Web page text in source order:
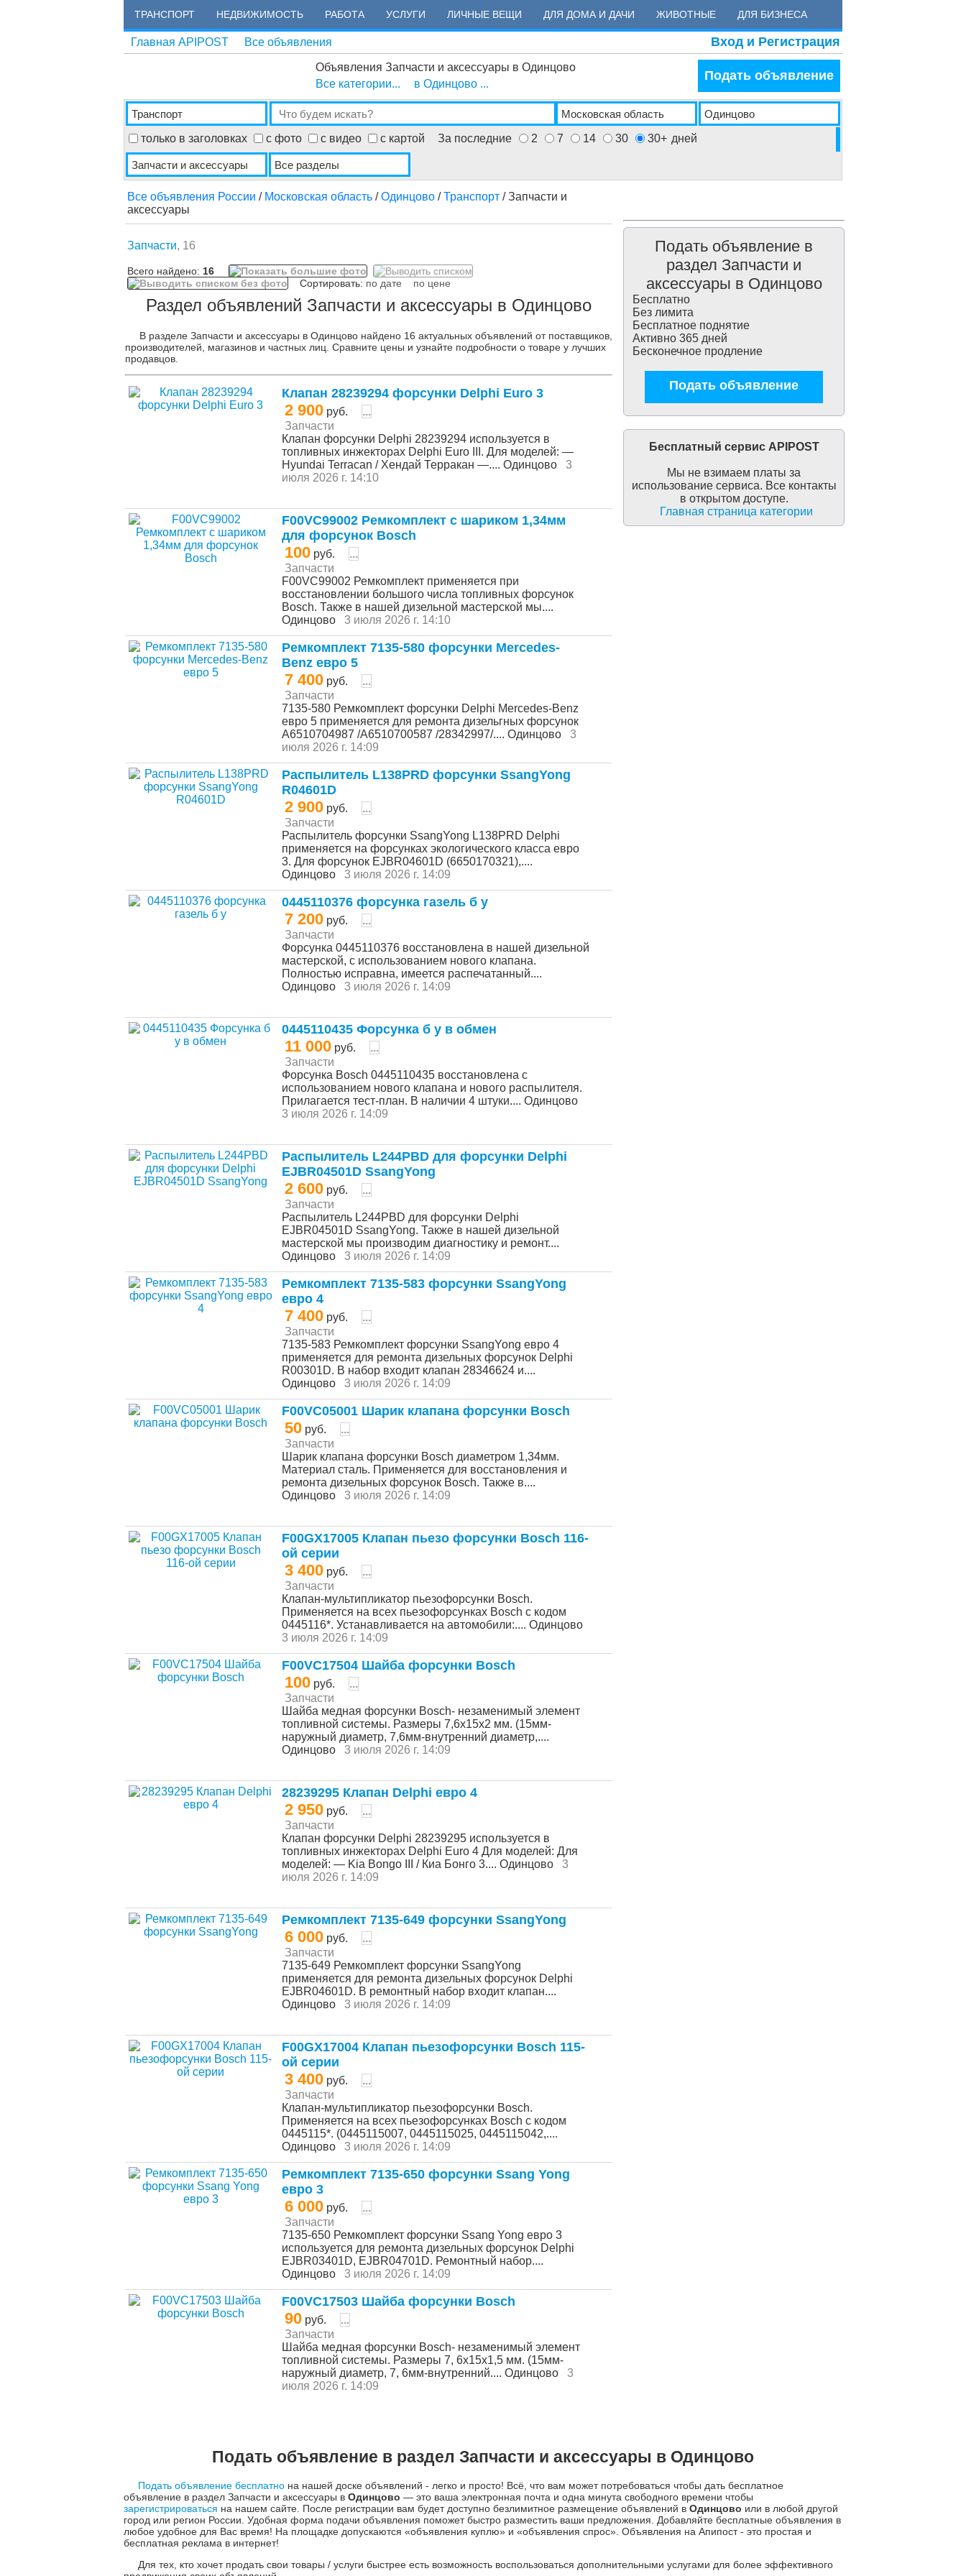
ТРАНСПОРТ НЕДВИЖИМОСТЬ РАБОТА УСЛУГИ ЛИЧНЫЕ ВЕЩИ ДЛЯ ДОМА И ДАЧИ ЖИВОТНЫЕ ДЛЯ БИЗНЕСА
Главная APIPOST Все объявления Вход и Регистрация
Объявления Запчасти и аксессуары в Одинцово
Все категории...
в Одинцово ...
Подать объявление
только в заголовках с фото с видео с картой За последние 2 7 14 30 30+ дней
Все объявления России / Московская область /Одинцово /Транспорт / Запчасти и
аксессуары
Запчасти, 16
Всего найдено: 16
Сортировать: по дате по цене
Раздел объявлений Запчасти и аксессуары в Одинцово
В разделе Запчасти и аксессуары в Одинцово найдено 16 актуальных объявлений от поставщиков,
производителей, магазинов и частных лиц. Сравните цены и узнайте подробности о товаре у лучших
продавцов.
Клапан 28239294 форсунки Delphi Euro 3
2 900 руб.
...
Запчасти
Клапан форсунки Delphi 28239294 используется в
топливных инжекторах Delphi Euro III. Для моделей: —
Hyundai Terracan / Хендай Терракан —.... Одинцово
3
июля 2026 г. 14:10
F00VC99002 Ремкомплект с шариком 1,34мм
для форсунок Bosch
100 руб.
...
Запчасти
F00VC99002 Ремкомплект применяется при
восстановлении большого числа топливных форсунок
Bosch. Также в нашей дизельной мастерской мы....
Одинцово
3 июля 2026 г. 14:10
Ремкомплект 7135-580 форсунки Mercedes-
Benz евро 5
7 400 руб.
...
Запчасти
7135-580 Ремкомплект форсунки Delphi Mercedes-Benz
евро 5 применяется для ремонта дизельгных форсунок
А6510704987 /А6510700587 /28342997/.... Одинцово
3
июля 2026 г. 14:09
Распылитель L138PRD форсунки SsangYong
R04601D
2 900 руб.
...
Запчасти
Распылитель форсунки SsangYong L138PRD Delphi
применяется на форсунках экологического класса евро
3. Для форсунок EJBR04601D (6650170321),....
Одинцово
3 июля 2026 г. 14:09
0445110376 форсунка газель б у
7 200 руб.
...
Запчасти
Форсунка 0445110376 восстановлена в нашей дизельной
мастерской, с использованием нового клапана.
Полностью исправна, имеется распечатанный....
Одинцово
3 июля 2026 г. 14:09
0445110435 Форсунка б у в обмен
11 000 руб.
...
Запчасти
Форсунка Bosch 0445110435 восстановлена с
использованием нового клапана и нового распылителя.
Прилагается тест-план. В наличии 4 штуки.... Одинцово
3 июля 2026 г. 14:09
Распылитель L244PBD для форсунки Delphi
EJBR04501D SsangYong
2 600 руб.
...
Запчасти
Распылитель L244PBD для форсунки Delphi
EJBR04501D SsangYong. Также в нашей дизельной
мастерской мы производим диагностику и ремонт....
Одинцово
3 июля 2026 г. 14:09
Ремкомплект 7135-583 форсунки SsangYong
евро 4
7 400 руб.
...
Запчасти
7135-583 Ремкомплект форсунки SsangYong евро 4
применяется для ремонта дизельных форсунок Delphi
R00301D. В набор входит клапан 28346624 и....
Одинцово
3 июля 2026 г. 14:09
F00VC05001 Шарик клапана форсунки Bosch
50 руб.
...
Запчасти
Шарик клапана форсунки Bosch диаметром 1,34мм.
Материал сталь. Применяется для восстановления и
ремонта дизельных форсунок Bosch. Также в....
Одинцово
3 июля 2026 г. 14:09
F00GX17005 Клапан пьезо форсунки Bosch 116-
ой серии
3 400 руб.
...
Запчасти
Клапан-мультипликатор пьезофорсунки Bosch.
Применяется на всех пьезофорсунках Bosch с кодом
0445116*. Устанавливается на автомобили:.... Одинцово
3 июля 2026 г. 14:09
F00VC17504 Шайба форсунки Bosch
100 руб.
...
Запчасти
Шайба медная форсунки Bosch- незаменимый элемент
топливной системы. Размеры 7,6х15х2 мм. (15мм-
наружный диаметр, 7,6мм-внутренний диаметр,....
Одинцово
3 июля 2026 г. 14:09
28239295 Клапан Delphi евро 4
2 950 руб.
...
Запчасти
Клапан форсунки Delphi 28239295 используется в
топливных инжекторах Delphi Euro 4 Для моделей: Для
моделей: — Kia Bongo III / Киа Бонго 3.... Одинцово
3
июля 2026 г. 14:09
Ремкомплект 7135-649 форсунки SsangYong
6 000 руб.
...
Запчасти
7135-649 Ремкомплект форсунки SsangYong
применяется для ремонта дизельных форсунок Delphi
EJBR04601D. В ремонтный набор входит клапан....
Одинцово
3 июля 2026 г. 14:09
F00GX17004 Клапан пьезофорсунки Bosch 115-
ой серии
3 400 руб.
...
Запчасти
Клапан-мультипликатор пьезофорсунки Bosch.
Применяется на всех пьезофорсунках Bosch с кодом
0445115*. (0445115007, 0445115025, 0445115042,....
Одинцово
3 июля 2026 г. 14:09
Ремкомплект 7135-650 форсунки Ssang Yong
евро 3
6 000 руб.
...
Запчасти
7135-650 Ремкомплект форсунки Ssang Yong евро 3
используется для ремонта дизельных форсунок Delphi
EJBR03401D, EJBR04701D. Ремонтный набор....
Одинцово
3 июля 2026 г. 14:09
F00VC17503 Шайба форсунки Bosch
90 руб.
...
Запчасти
Шайба медная форсунки Bosch- незаменимый элемент
топливной системы. Размеры 7, 6х15х1,5 мм. (15мм-
наружный диаметр, 7, 6мм-внутренний.... Одинцово
3
июля 2026 г. 14:09
Подать объявление в
раздел Запчасти и
аксессуары в Одинцово
Бесплатно
Без лимита
Бесплатное поднятие
Активно 365 дней
Бесконечное продление
Подать объявление
Бесплатный сервис APIPOST
Мы не взимаем платы за
использование сервиса. Все контакты
в открытом доступе.
Главная страница категории
Подать объявление в раздел Запчасти и аксессуары в Одинцово
Подать объявление бесплатно на нашей доске объявлений - легко и просто! Всё, что вам может потребоваться чтобы дать бесплатное
объявление в раздел Запчасти и аксессуары в Одинцово — это ваша электронная почта и одна минута свободного времени чтобы
зарегистрироваться на нашем сайте. После регистрации вам будет доступно безлимитное размещение объявлений в Одинцово или в любой другой
город или регион России. Удобная форма подачи объявления поможет быстро разместить ваши предложения. Добавляйте бесплатные объявления в
любое удобное для Вас время! На площадке допускаются «объявления куплю» и «объявления спрос». Объявления на Апипост - это простая и
бесплатная реклама в интернет!
Для тех, кто хочет продать свои товары / услуги быстрее есть возможность воспользоваться дополнительными услугами для более эффективного